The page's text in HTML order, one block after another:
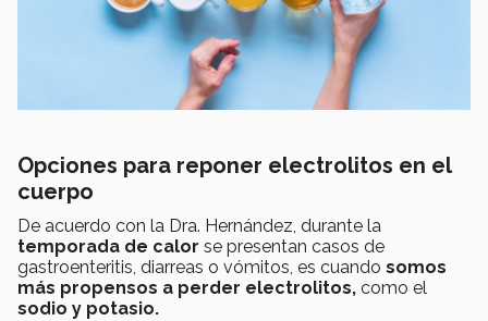
Opciones para reponer electrolitos en el
cuerpo
De acuerdo con la Dra. Hernández, durante la
temporada de calor se presentan casos de
gastroenteritis, diarreas o vómitos, es cuando somos
más propensos a perder electrolitos, como el
sodio y potasio.